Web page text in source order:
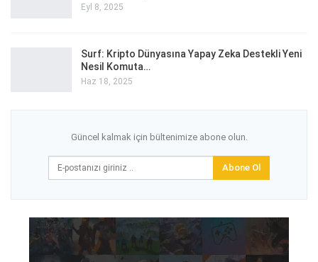
Eyl 8, 2025
Surf: Kripto Dünyasına Yapay Zeka Destekli Yeni
Nesil Komuta…
Haz 18, 2025
Güncel kalmak için bültenimize abone olun.
Abone Ol